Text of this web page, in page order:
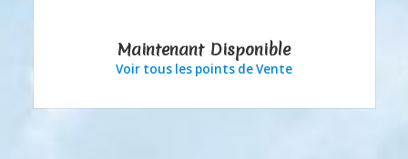
Maintenant Disponible
Voir tous les points de Vente